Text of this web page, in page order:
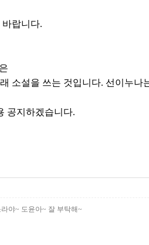
랍니다.
소설을 쓰는 것입니다. 선이누나
공지하겠습니다.
라야~ 도윤아~ 잘 부탁해~